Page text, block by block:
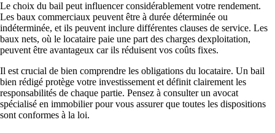
Le choix du bail peut influencer considérablement votre rendement.
Les baux commerciaux peuvent être à durée déterminée ou
indéterminée, et ils peuvent inclure différentes clauses de service. Les
baux nets, où le locataire paie une part des charges dexploitation,
peuvent être avantageux car ils réduisent vos coûts fixes.
Il est crucial de bien comprendre les obligations du locataire. Un bail
bien rédigé protège votre investissement et définit clairement les
responsabilités de chaque partie. Pensez à consulter un avocat
spécialisé en immobilier pour vous assurer que toutes les dispositions
sont conformes à la loi.